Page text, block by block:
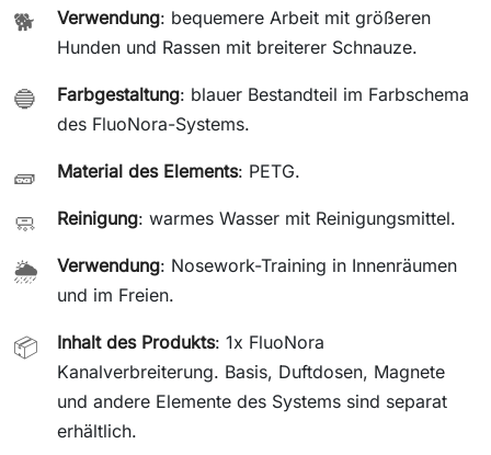
🐕 Verwendung: bequemere Arbeit mit größeren
Hunden und Rassen mit breiterer Schnauze.
🔵 Farbgestaltung: blauer Bestandteil im Farbschema
des FluoNora-Systems.
🧱 Material des Elements: PETG.
🧼 Reinigung: warmes Wasser mit Reinigungsmittel.
🌦️ Verwendung: Nosework-Training in Innenräumen
und im Freien.
📦 Inhalt des Produkts: 1x FluoNora
Kanalverbreiterung. Basis, Duftdosen, Magnete
und andere Elemente des Systems sind separat
erhältlich.